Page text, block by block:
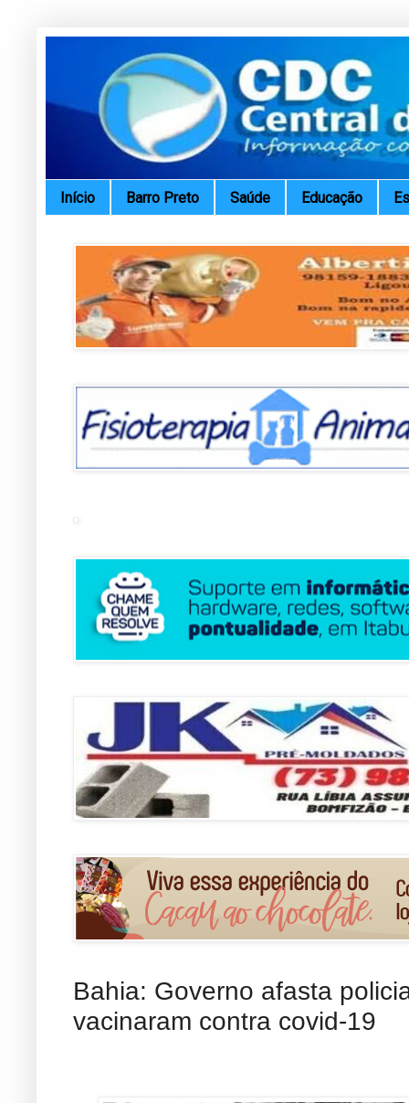
Início Barro Preto Saúde Educação
Bahia: Governo afasta
vacinaram contra covid-19